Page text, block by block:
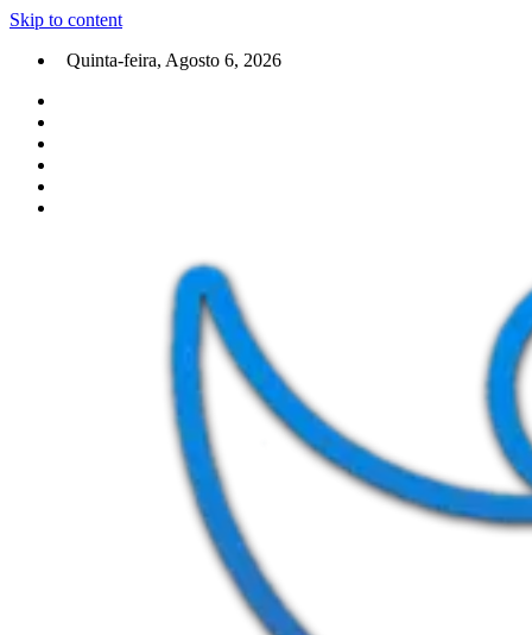
Skip to content
Quinta-feira, Agosto 6, 2026